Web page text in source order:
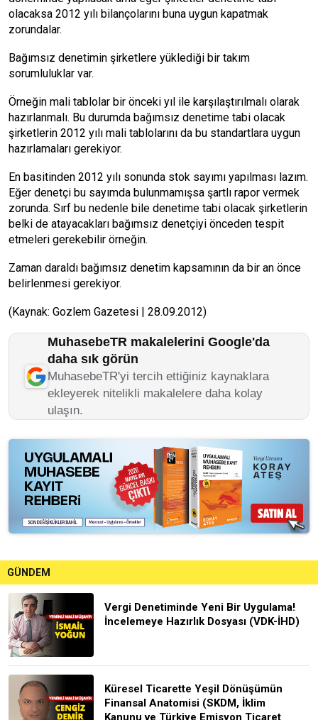
olacaksa 2012 yılı bilançolarını buna uygun kapatmak
zorundalar.
Bağımsız denetimin şirketlere yüklediği bir takım
sorumluluklar var.
Örneğin mali tablolar bir önceki yıl ile karşılaştırılmalı olarak
hazırlanmalı. Bu durumda bağımsız denetime tabi olacak
şirketlerin 2012 yılı mali tablolarını da bu standartlara uygun
hazırlamaları gerekiyor.
En basitinden 2012 yılı sonunda stok sayımı yapılması lazım.
Eğer denetçi bu sayımda bulunmamışsa şartlı rapor vermek
zorunda. Sırf bu nedenle bile denetime tabi olacak şirketlerin
belki de atayacakları bağımsız denetçiyi önceden tespit
etmeleri gerekebilir örneğin.
Zaman daraldı bağımsız denetim kapsamının da bir an önce
belirlenmesi gerekiyor.
(Kaynak: Gozlem Gazetesi | 28.09.2012)
MuhasebeTR makalelerini Google'da
daha sık görün
MuhasebeTR'yi tercih ettiğiniz kaynaklara
ekleyerek nitelikli makalelere daha kolay
ulaşın.
GÜNDEM
Vergi Denetiminde Yeni Bir Uygulama!
İncelemeye Hazırlık Dosyası (VDK-İHD)
Küresel Ticarette Yeşil Dönüşümün
Finansal Anatomisi (SKDM, İklim
Kanunu ve Türkiye Emisyon Ticaret